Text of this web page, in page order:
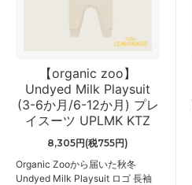
【organic zoo】
Undyed Milk Playsuit
(3-6か月/6-12か月) プレ
イスーツ UPLMK KTZ
8,305円(税755円)
Organic Zooから届いた秋冬
Undyed Milk Playsuit ロゴ 長袖